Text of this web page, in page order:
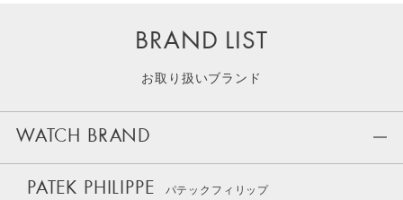
BRAND LIST
お取り扱いブランド
WATCH BRAND
PATEK PHILIPPE パテックフィリップ